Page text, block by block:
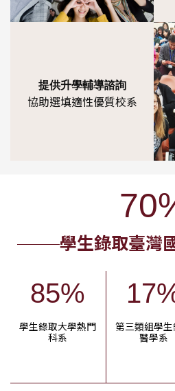
提供升學輔導諮詢
協助選填適性優質校系
學生錄取臺灣
85%
學生錄取大學熱門
科系
第三類組學生
醫學系